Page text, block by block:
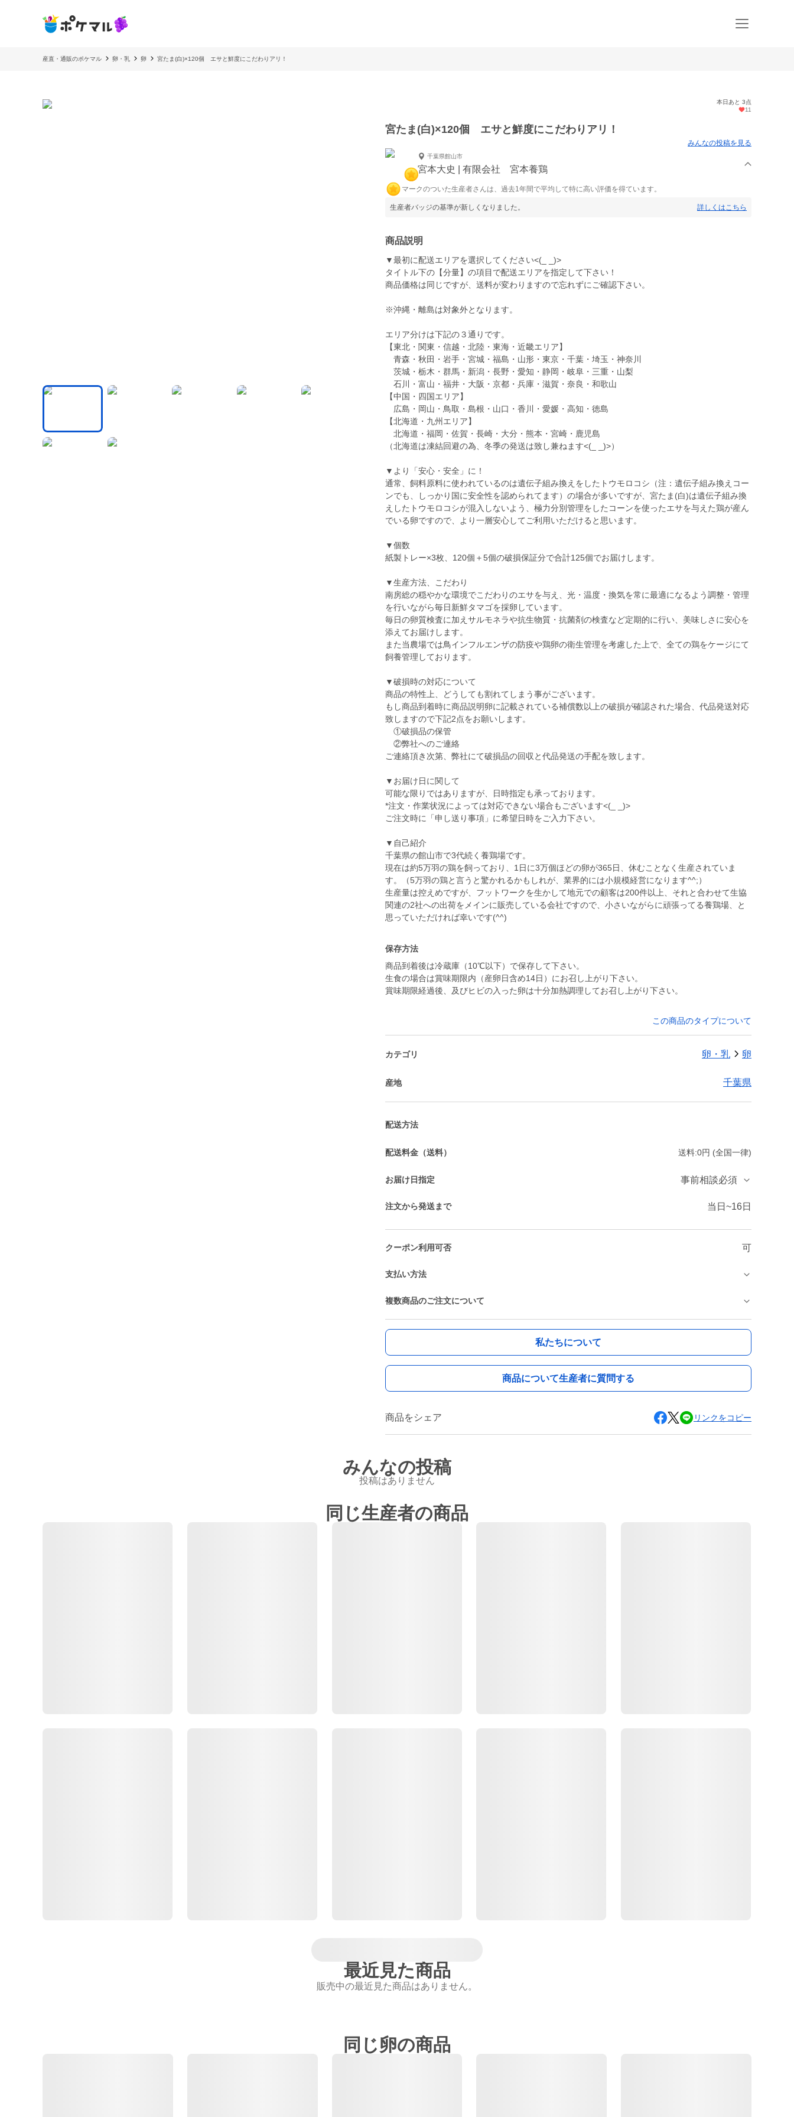
産直・通販のポケマル 卵・乳 卵 宮たま(白)×120個 エサと鮮度にこだわりアリ！
本日あと 3点
11
宮たま(白)×120個 エサと鮮度にこだわりアリ！
みんなの投稿を見る
千葉県館山市
宮本大史 | 有限会社 宮本養鶏
マークのついた生産者さんは、過去1年間で平均して特に高い評価を得ています。
生産者バッジの基準が新しくなりました。 詳しくはこちら
商品説明
▼最初に配送エリアを選択してください<(_ _)>
タイトル下の【分量】の項目で配送エリアを指定して下さい！
商品価格は同じですが、送料が変わりますので忘れずにご確認下さい。
※沖縄・離島は対象外となります。
エリア分けは下記の３通りです。
【東北・関東・信越・北陸・東海・近畿エリア】
青森・秋田・岩手・宮城・福島・山形・東京・千葉・埼玉・神奈川
茨城・栃木・群馬・新潟・長野・愛知・静岡・岐阜・三重・山梨
石川・富山・福井・大阪・京都・兵庫・滋賀・奈良・和歌山
【中国・四国エリア】
広島・岡山・鳥取・島根・山口・香川・愛媛・高知・徳島
【北海道・九州エリア】
北海道・福岡・佐賀・長崎・大分・熊本・宮崎・鹿児島
（北海道は凍結回避の為、冬季の発送は致し兼ねます<(_ _)>）
▼より「安心・安全」に！
通常、飼料原料に使われているのは遺伝子組み換えをしたトウモロコシ（注：遺伝子組み換えコー
ンでも、しっかり国に安全性を認められてます）の場合が多いですが、宮たま(白)は遺伝子組み換
えしたトウモロコシが混入しないよう、極力分別管理をしたコーンを使ったエサを与えた鶏が産ん
でいる卵ですので、より一層安心してご利用いただけると思います。
▼個数
紙製トレー×3枚、120個＋5個の破損保証分で合計125個でお届けします。
▼生産方法、こだわり
南房総の穏やかな環境でこだわりのエサを与え、光・温度・換気を常に最適になるよう調整・管理
を行いながら毎日新鮮タマゴを採卵しています。
毎日の卵質検査に加えサルモネラや抗生物質・抗菌剤の検査など定期的に行い、美味しさに安心を
添えてお届けします。
また当農場では鳥インフルエンザの防疫や鶏卵の衛生管理を考慮した上で、全ての鶏をケージにて
飼養管理しております。
▼破損時の対応について
商品の特性上、どうしても割れてしまう事がございます。
もし商品到着時に商品説明卵に記載されている補償数以上の破損が確認された場合、代品発送対応
致しますので下記2点をお願いします。
①破損品の保管
②弊社へのご連絡
ご連絡頂き次第、弊社にて破損品の回収と代品発送の手配を致します。
▼お届け日に関して
可能な限りではありますが、日時指定も承っております。
*注文・作業状況によっては対応できない場合もございます<(_ _)>
ご注文時に「申し送り事項」に希望日時をご入力下さい。
▼自己紹介
千葉県の館山市で3代続く養鶏場です。
現在は約5万羽の鶏を飼っており、1日に3万個ほどの卵が365日、休むことなく生産されていま
す。（5万羽の鶏と言うと驚かれるかもしれが、業界的には小規模経営になります^^;）
生産量は控えめですが、フットワークを生かして地元での顧客は200件以上、それと合わせて生協
関連の2社への出荷をメインに販売している会社ですので、小さいながらに頑張ってる養鶏場、と
保存方法
商品到着後は冷蔵庫（10℃以下）で保存して下さい。
生食の場合は賞味期限内（産卵日含め14日）にお召し上がり下さい。
賞味期限経過後、及びヒビの入った卵は十分加熱調理してお召し上がり下さい。
この商品のタイプについて
カテゴリ 卵・乳 卵
産地 千葉県
配送方法
配送料金（送料） 送料:0円 (全国一律)
お届け日指定 事前相談必須
注文から発送まで 当日~16日
クーポン利用可否 可
支払い方法
複数商品のご注文について
私たちについて
商品について生産者に質問する
商品をシェア リンクをコピー
みんなの投稿
投稿はありません
同じ生産者の商品
最近見た商品
販売中の最近見た商品はありません。
同じ卵の商品